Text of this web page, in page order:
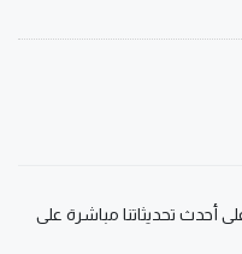
أحدث تحديثاتنا مباشرة على